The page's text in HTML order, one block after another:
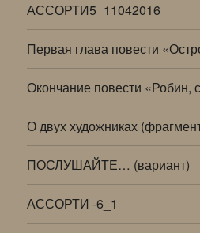
АССОРТИ5_11042016
Первая глава повести
Окончание повести «Робин,
О двух художниках
ПОСЛУШАЙТЕ… (вариант)
АССОРТИ -6_1